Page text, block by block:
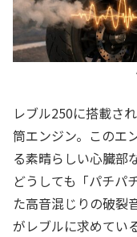
レブル250に搭載さ
筒エンジン。このエ
る素晴らしい心臓部
どうしても「パチパ
た高音混じりの破裂
がレブルに求めてい